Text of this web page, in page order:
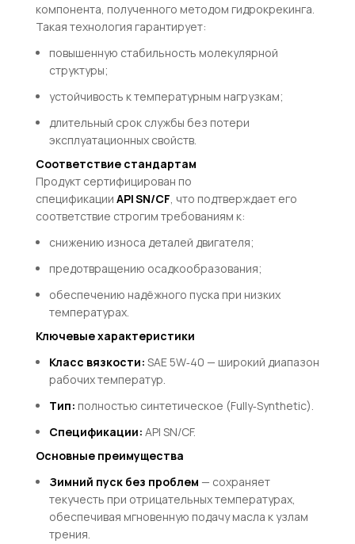
компонента, полученного методом гидрокрекинга.
Такая технология гарантирует:
повышенную стабильность молекулярной
структуры;
устойчивость к температурным нагрузкам;
длительный срок службы без потери
эксплуатационных свойств.
Соответствие стандартам
Продукт сертифицирован по
спецификации API SN/CF, что подтверждает его
соответствие строгим требованиям к:
снижению износа деталей двигателя;
предотвращению осадкообразования;
обеспечению надёжного пуска при низких
температурах.
Ключевые характеристики
Класс вязкости: SAE5W‑40 — широкий диапазон
рабочих температур.
Тип: полностью синтетическое (Fully‑Synthetic).
Спецификации: API SN/CF.
Основные преимущества
Зимний пуск без проблем — сохраняет
текучесть при отрицательных температурах,
обеспечивая мгновенную подачу масла к узлам
трения.